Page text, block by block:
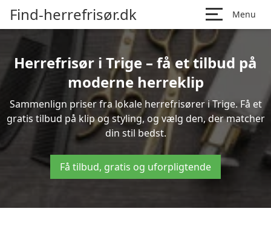
Find-herrefrisør.dk Menu
Herrefrisør i Trige – få et tilbud på
moderne herreklip
Sammenlign priser fra lokale herrefrisører i Trige. Få et
gratis tilbud på klip og styling, og vælg den, der matcher
din stil bedst.
Få tilbud, gratis og uforpligtende